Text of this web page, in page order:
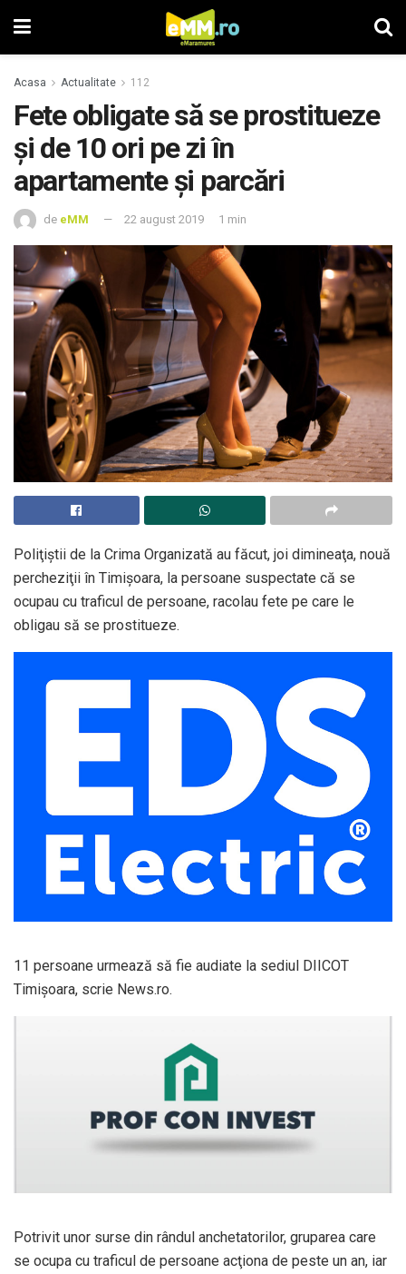
Acasa Actualitate 112
Fete obligate să se prostitueze
și de 10 ori pe zi în
apartamente și parcări
de eMM 22 august 2019 1 min
Poliţiştii de la Crima Organizată au făcut, joi dimineaţa, nouă
percheziţii în Timişoara, la persoane suspectate că se
ocupau cu traficul de persoane, racolau fete pe care le
obligau să se prostitueze.
11 persoane urmează să fie audiate la sediul DIICOT
Timișoara, scrie News.ro.
Potrivit unor surse din rândul anchetatorilor, gruparea care
se ocupa cu traficul de persoane acţiona de peste un an, iar